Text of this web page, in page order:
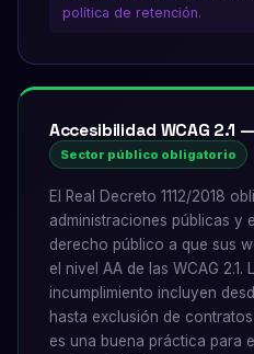
política de retención.
Accesibilidad WCAG 2.1
Sector público obligatorio
El Real Decreto 1112/2018
administraciones públicas y
derecho público a que sus
el nivel AA de las WCAG
incumplimiento incluyen
hasta exclusión de
es una buena práctica para